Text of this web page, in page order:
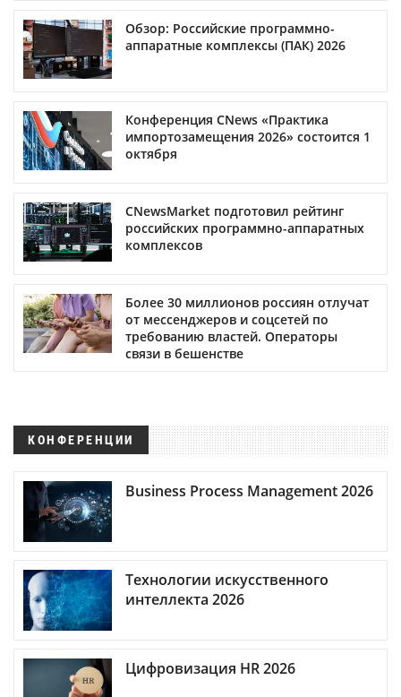
Обзор: Российские программно-
аппаратные комплексы (ПАК) 2026
Конференция CNews «Практика
импортозамещения 2026» состоится 1
октября
CNewsMarket подготовил рейтинг
российских программно-аппаратных
комплексов
Более 30 миллионов россиян отлучат
от мессенджеров и соцсетей по
требованию властей. Операторы
связи в бешенстве
КОНФЕРЕНЦИИ
Business Process Management 2026
Технологии искусственного
интеллекта 2026
Цифровизация HR 2026